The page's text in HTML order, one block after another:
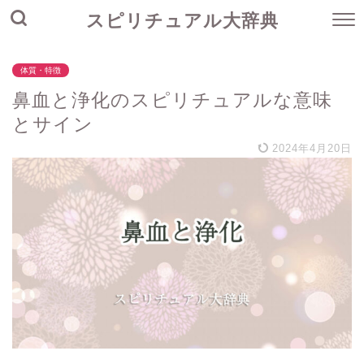
スピリチュアル大辞典
体質・特徴
鼻血と浄化のスピリチュアルな意味
とサイン
2024年4月20日